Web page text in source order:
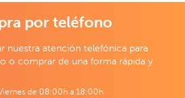
por teléfono
nuestra atención telefónica para
o comprar de una forma rápida y
de 08:00h a 18:00h